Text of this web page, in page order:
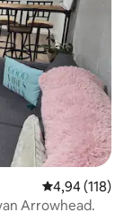
Gemiddelde
4,94 (118)
Arrowhead.